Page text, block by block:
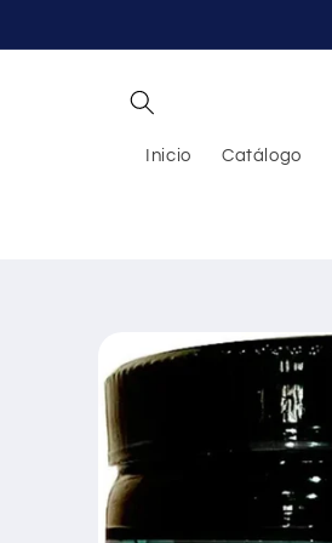
al contenido
Inicio Catálogo
directamente
a la